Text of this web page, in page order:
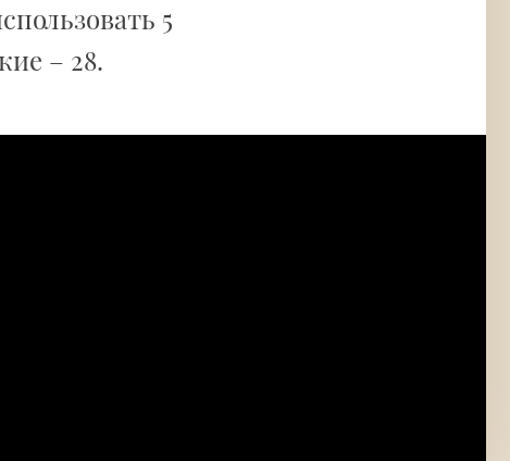
5
– 28.